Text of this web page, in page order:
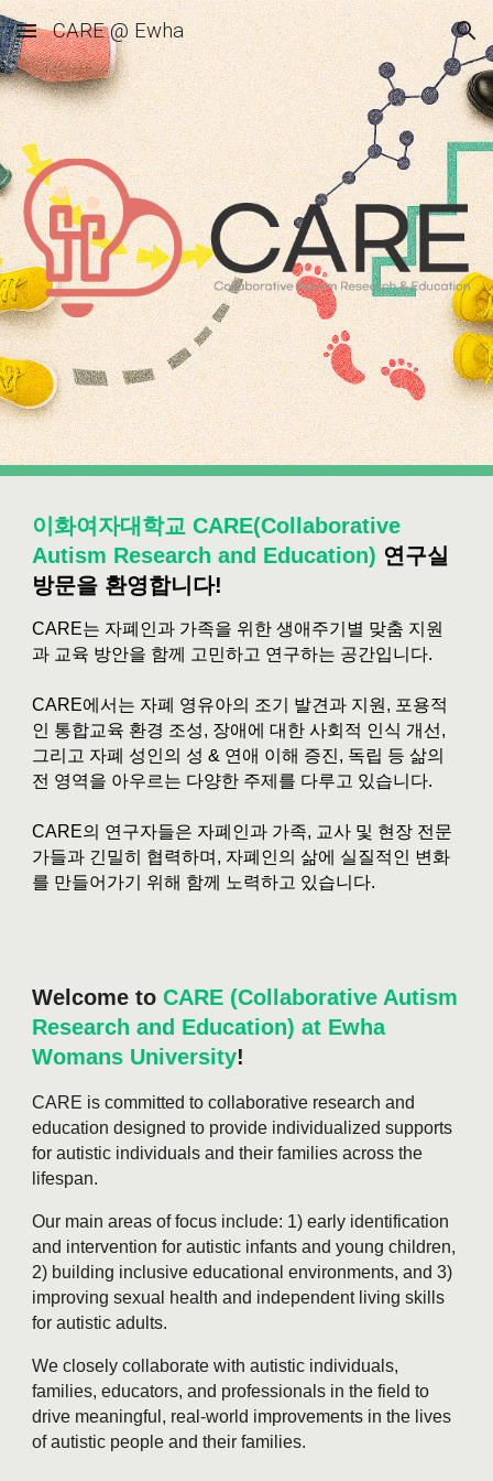
Skip to main content Skip to navigation
CARE @ Ewha
이화여자대학교 CARE(Collaborative
Autism Research and Education) 연구실
방문을 환영합니다!
CARE는 자폐인과 가족을 위한 생애주기별 맞춤 지원
과 교육 방안을 함께 고민하고 연구하는 공간입니다.
CARE에서는 자폐 영유아의 조기 발견과 지원, 포용적
인 통합교육 환경 조성, 장애에 대한 사회적 인식 개선,
그리고 자폐 성인의 성 & 연애 이해 증진, 독립 등 삶의
전 영역을 아우르는 다양한 주제를 다루고 있습니다.
CARE의 연구자들은 자폐인과 가족, 교사 및 현장 전문
가들과 긴밀히 협력하며, 자폐인의 삶에 실질적인 변화
를 만들어가기 위해 함께 노력하고 있습니다.
Welcome toCARE (Collaborative Autism
Research and Education) at Ewha
Womans University!
CARE is committed to collaborative research and
education designed to provide individualized supports
for autistic individuals and their families across the
lifespan.
Our main areas of focus include: 1) early identification
and intervention for autistic infants and young children,
2) building inclusive educational environments, and 3)
improving sexual health and independent living skills
for autistic adults.
We closely collaborate with autistic individuals,
families, educators, and professionals in the field to
drive meaningful, real-world improvements in the lives
of autistic people and their families.